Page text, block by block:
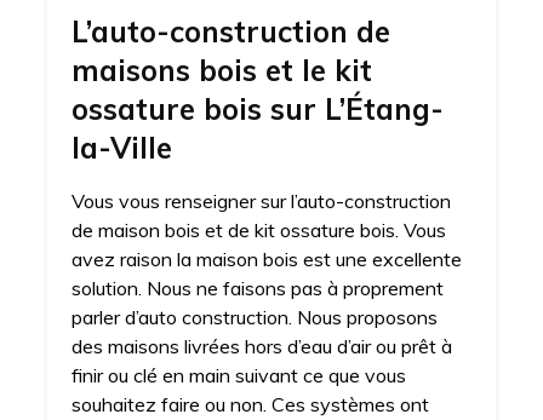
L’auto-construction de
maisons bois et le kit
ossature bois sur L’Étang-
la-Ville
Vous vous renseigner sur l’auto-construction
de maison bois et de kit ossature bois. Vous
avez raison la maison bois est une excellente
solution. Nous ne faisons pas à proprement
parler d’auto construction. Nous proposons
des maisons livrées hors d’eau d’air ou prêt à
finir ou clé en main suivant ce que vous
souhaitez faire ou non. Ces systèmes ont